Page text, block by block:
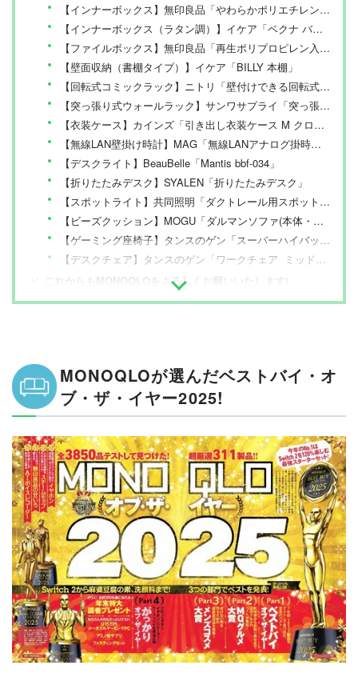
【インナーボックス】無印良品「やわらかポリエチレンケース･大」
【インナーボックス（ラタン調）】イケア「ベクナ バスケット」
【ファイルボックス】無印良品「再生ポリプロピレン入りスタンドファイルボックス」
【壁面収納（書棚タイプ）】イケア「BILLY 本棚」
【回転式コミックラック】ニトリ「壁付けできる回転式コミックラック8段」
【突っ張り式ウォールラック】サンワサプライ「突っ張り棚」
【衣装ケース】カインズ「引き出し衣装ケース M クローゼット用」
【無線LAN壁掛け時計】MAG「無線LANアナログ掛時計 シグナルキーパー」
【デスクライト】BeauBelle「Mantis bbf-034」
【折りたたみデスク】SYALEN「折りたたみデスク」
【スポットライト】共同照明「ダクトレール用スポットライト 4個セット」
【ビーズクッション】MOGU「ダルマンソファ(本体・カバーセット)」
【ゲーミング座椅子】タンスのゲン「スーパーハイバック ゲーミング座椅子 18段階 リクライニング」
【デスクチェア】タンスのゲン「ワークチェア ミッドセンチュリーデザイン」
これからもMONOQLOをよろしくお願いいたします!
MONOQLOが選んだベストバイ・オ
ブ・ザ・イヤー2025!